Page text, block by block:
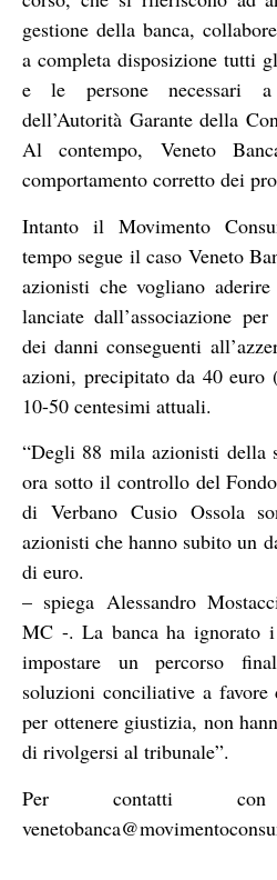
gestione della banca,
a completa disposizione tutti
e le persone necessari
dell’Autorità Garante della
Al contempo, Veneto
comportamento corretto dei
Intanto il Movimento
tempo segue il caso Veneto
azionisti che vogliano
lanciate dall’associazione
dei danni conseguenti
azioni, precipitato da 40 euro
10-50 centesimi attuali.
“Degli 88 mila azionisti della
ora sotto il controllo del
di Verbano Cusio Ossola
azionisti che hanno subito un
di euro.
– spiega Alessandro
MC -. La banca ha ignorato
impostare un percorso
soluzioni conciliative a
per ottenere giustizia, non
di rivolgersi al tribunale”.
Per contatti